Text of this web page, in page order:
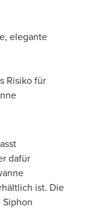
elegante
Risiko für
dafür
ist. Die